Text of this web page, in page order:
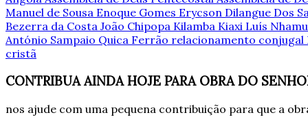
Manuel de Sousa Enoque Gomes Erycson Dilangue Dos
Bezerra da Costa João Chipopa Kilamba Kiaxi Luís
António Sampaio Quica Ferrão relacionamento conjugal
cristã
CONTRIBUA AINDA HOJE PARA OBRA DO
nos ajude com uma pequena contribuição para que a